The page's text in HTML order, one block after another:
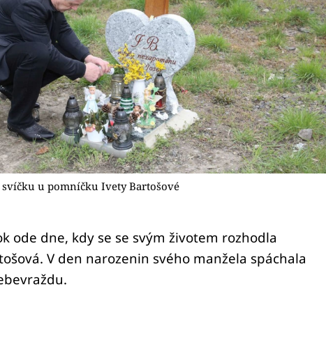
svíčku u pomníčku Ivety Bartošové
ode dne, kdy se se svým životem rozhodla
V den narozenin svého manžela spáchala